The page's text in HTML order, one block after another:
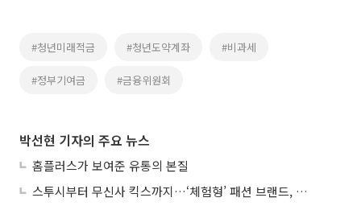
#청년미래적금 #청년도약계좌 #비과세
#정부기여금 #금융위원회
박선현 기자의 주요 뉴스
홈플러스가 보여준 유통의 본질
스투시부터 무신사 킥스까지…‘체험형’ 패션 브랜드, 잇단 제주행